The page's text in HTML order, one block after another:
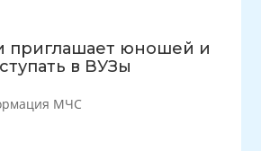
приглашает юношей и
в ВУЗы
МЧС